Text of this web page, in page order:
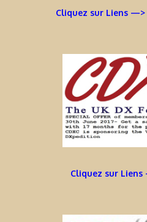
Cliquez sur Liens —>
Cliquez sur Liens